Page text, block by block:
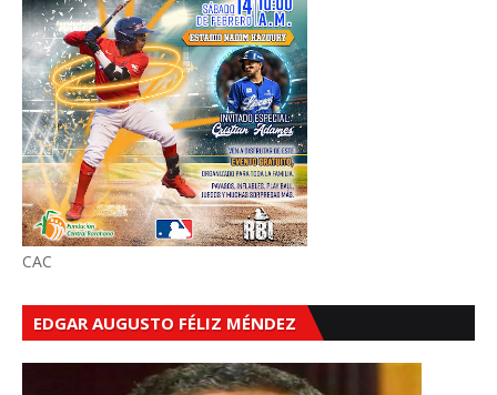
CAC
EDGAR AUGUSTO FÉLIZ MÉNDEZ